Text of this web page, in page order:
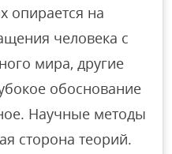
опирается на
человека с
мира, другие
обоснование
Научные методы
сторона теорий.